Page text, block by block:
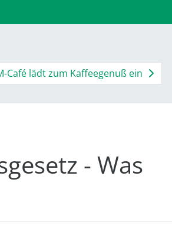
Café lädt zum Kaffeegenuß ein
- Was